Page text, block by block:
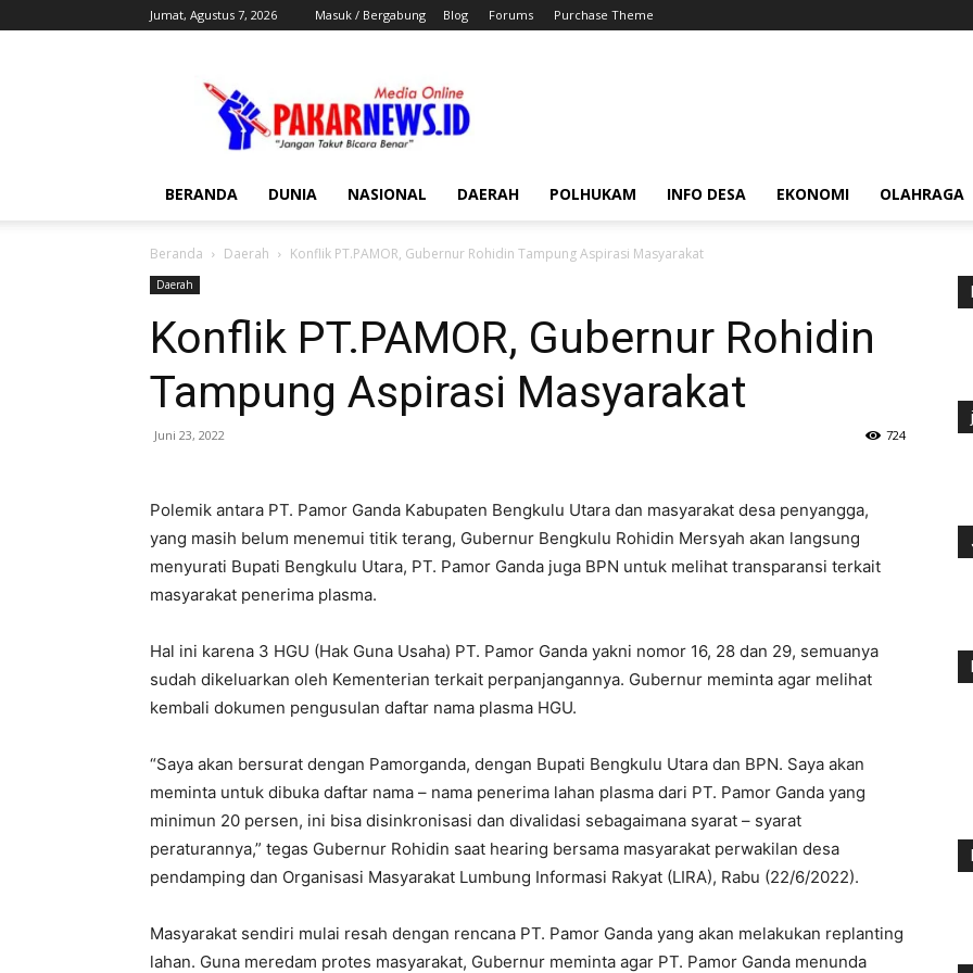
Jumat, Agustus 7, 2026 Masuk / Bergabung Blog Forums Purchase Theme
BERANDA DUNIA NASIONAL DAERAH POLHUKAM INFO DESA EKONOMI OLAHRAGA
Beranda Daerah Konflik PT.PAMOR, Gubernur Rohidin Tampung Aspirasi Masyarakat
Daerah
Konflik PT.PAMOR, Gubernur Rohidin
Tampung Aspirasi Masyarakat
Juni 23, 2022 724
Polemik antara PT. Pamor Ganda Kabupaten Bengkulu Utara dan masyarakat desa penyangga,
yang masih belum menemui titik terang, Gubernur Bengkulu Rohidin Mersyah akan langsung
menyurati Bupati Bengkulu Utara, PT. Pamor Ganda juga BPN untuk melihat transparansi terkait
masyarakat penerima plasma.
Hal ini karena 3 HGU (Hak Guna Usaha) PT. Pamor Ganda yakni nomor 16, 28 dan 29, semuanya
sudah dikeluarkan oleh Kementerian terkait perpanjangannya. Gubernur meminta agar melihat
kembali dokumen pengusulan daftar nama plasma HGU.
“Saya akan bersurat dengan Pamorganda, dengan Bupati Bengkulu Utara dan BPN. Saya akan
meminta untuk dibuka daftar nama – nama penerima lahan plasma dari PT. Pamor Ganda yang
minimun 20 persen, ini bisa disinkronisasi dan divalidasi sebagaimana syarat – syarat
peraturannya,” tegas Gubernur Rohidin saat hearing bersama masyarakat perwakilan desa
pendamping dan Organisasi Masyarakat Lumbung Informasi Rakyat (LIRA), Rabu (22/6/2022).
Masyarakat sendiri mulai resah dengan rencana PT. Pamor Ganda yang akan melakukan replanting
lahan. Guna meredam protes masyarakat, Gubernur meminta agar PT. Pamor Ganda menunda